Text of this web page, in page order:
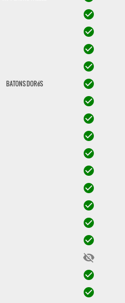
check_circle
check_circle
check_circle
check_circle
BATONS DORéS check_circle
check_circle
check_circle
check_circle
check_circle
check_circle
check_circle
check_circle
check_circle
check_circle
visibility_off
check_circle
check_circle